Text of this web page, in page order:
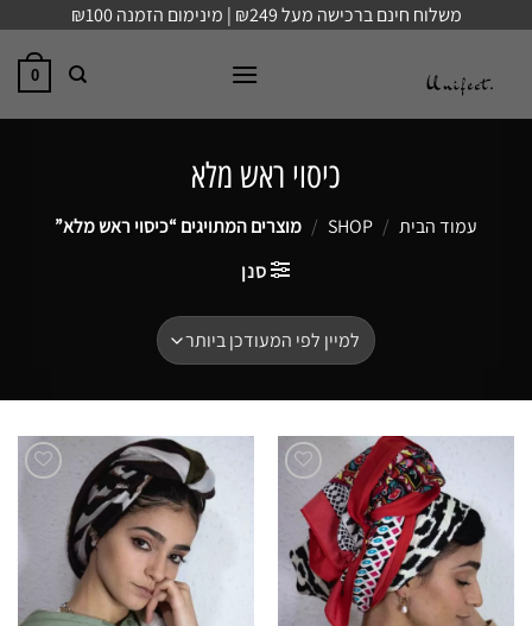
content
משלוח חינם ברכישה מעל ₪249 | מינימום הזמנה ₪100
0
כיסוי ראש מלא
עמוד הבית /
SHOP
/ מוצרים המתויגים “כיסוי ראש מלא”
סנן